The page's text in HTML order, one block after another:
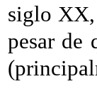
siglo XX,
pesar de